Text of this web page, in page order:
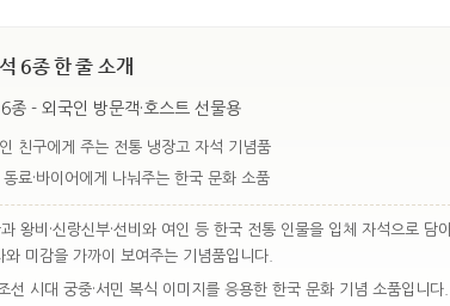
6종 한 줄 소개
종 - 외국인 방문객·호스트 선물용
친구에게 주는 전통 냉장고 자석 기념품
료·바이어에게 나눠주는 한국 문화 소품
왕비·신랑신부·선비와 여인 등 한국 전통 인물을 입체 자석으로
와 미감을 가까이 보여주는 기념품입니다.
선 시대 궁중·서민 복식 이미지를 응용한 한국 문화 기념 소품입니